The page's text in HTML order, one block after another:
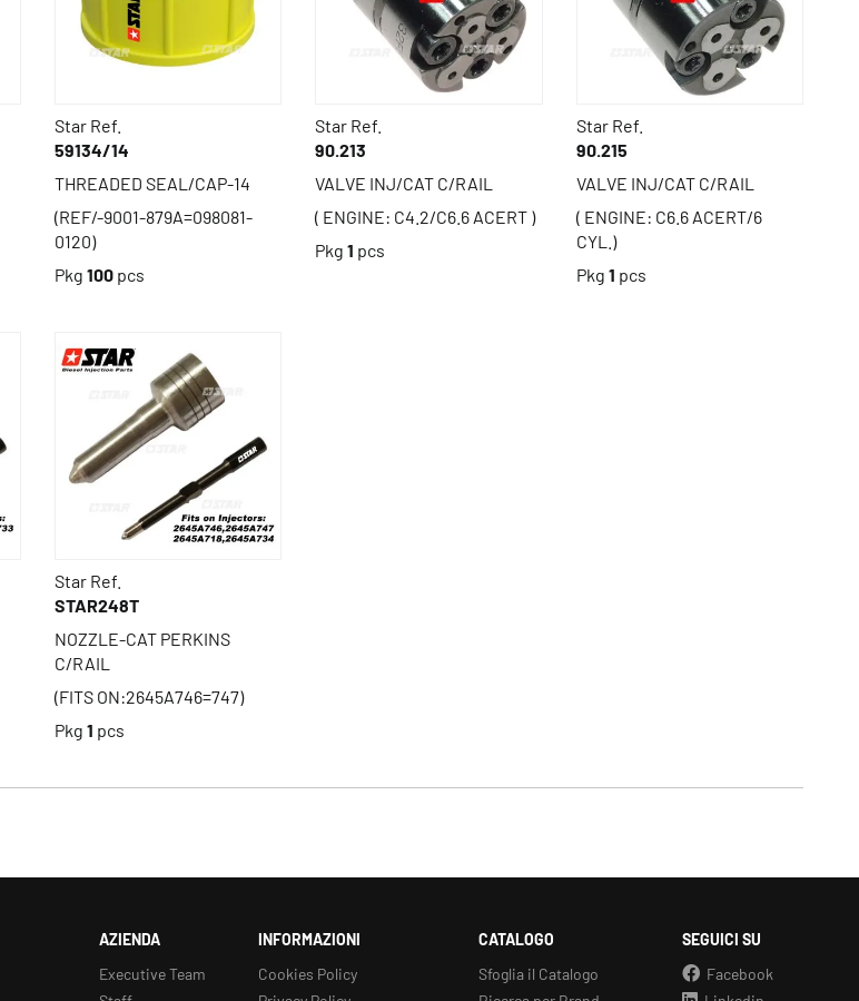
Star Ref.
59134/14
THREADED SEAL/CAP-14
(REF/-9001-879A=098081-
0120)
Pkg 100 pcs
Star Ref.
90.213
VALVE INJ/CAT C/RAIL
( ENGINE: C4.2/C6.6 ACERT )
Pkg 1 pcs
Star Ref.
90.215
VALVE INJ/CAT C/RAIL
( ENGINE: C6.6 ACERT/6
CYL.)
Pkg 1 pcs
Star Ref.
STAR248T
NOZZLE-CAT PERKINS
C/RAIL
(FITS ON:2645A746=747)
Pkg 1 pcs
AZIENDA
Executive Team
INFORMAZIONI
Cookies Policy
CATALOGO
Sfoglia il Catalogo
SEGUICI SU
Facebook